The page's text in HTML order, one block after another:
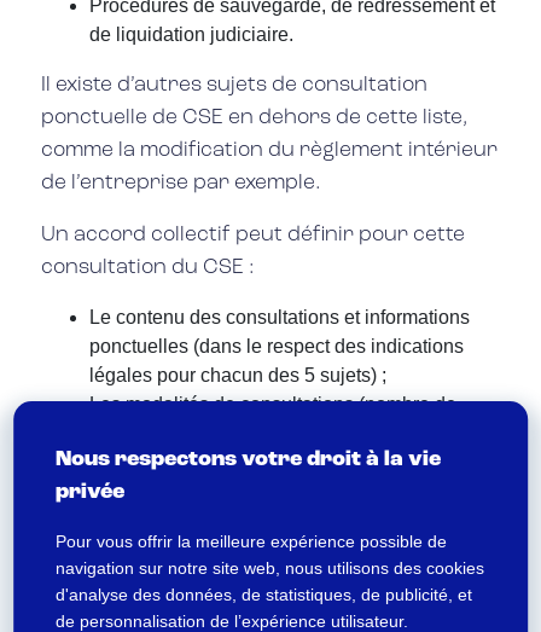
Procédures de sauvegarde, de redressement et
de liquidation judiciaire.
Il existe d’autres sujets de consultation
ponctuelle de CSE en dehors de cette liste,
comme la modification du règlement intérieur
de l’entreprise par exemple.
Un accord collectif peut définir pour cette
consultation du CSE :
Le contenu des consultations et informations
ponctuelles (dans le respect des indications
légales pour chacun des 5 sujets) ;
Les modalités de consultations (nombre de
Les délais pour que le CSE rende son avis sur
ces thématiques.
Comment organiser en pratique une
consultation du CSE ?
S’agissant des consultations récurrentes :
Nous respectons votre droit à la vie
privée
Pour vous offrir la meilleure expérience possible de
navigation sur notre site web, nous utilisons des cookies
d'analyse des données, de statistiques, de publicité, et
de personnalisation de l’expérience utilisateur.